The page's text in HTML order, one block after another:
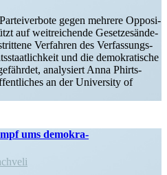
gegen mehrere Opposi­
auf weitrei­chende Geset­zes­än­de­
Verfahren des Verfas­sungs­
und die demokra­tische
analy­siert Anna Phirts­
an der University of
ums demokra­